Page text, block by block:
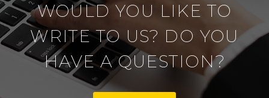
WOULD YOU LIKE TO
WRITE TO US? DO YOU
HAVE A QUESTION?